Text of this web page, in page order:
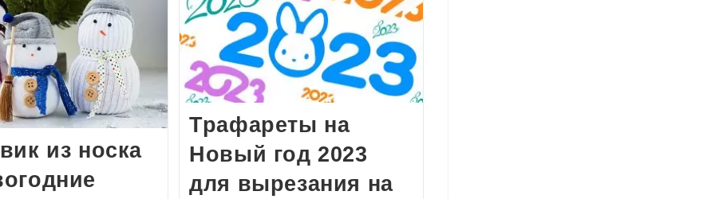
из носка
Трафареты на
Новый год 2023
для вырезания на